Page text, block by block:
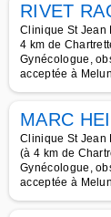
RIVET
Clinique St Jean
4 km de
Gynécologue,
acceptée à Melun
MARC
Clinique St Jean
(à 4 km de
Gynécologue,
acceptée à Melun